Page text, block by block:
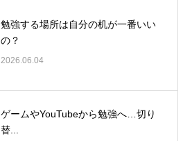
勉強する場所は自分の机が一番いい
の？
2026.06.04
ゲームやYouTubeから勉強へ…切り
替...